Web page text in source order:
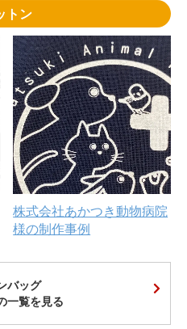
トン
株式会社あかつき動物病院
様の制作事例
バッグ
一覧を見る